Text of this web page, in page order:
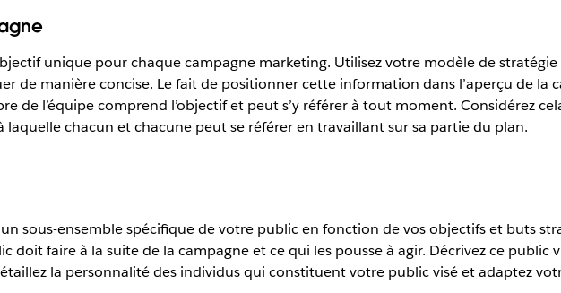
unique pour chaque campagne marketing. Utilisez votre modèle de
de manière concise. Le fait de positionner cette information dans l’aperçu de la
de l’équipe comprend l’objectif et peut s’y référer à tout moment. Considérez
chacun et chacune peut se référer en travaillant sur sa partie du plan.
sous-ensemble spécifique de votre public en fonction de vos objectifs et buts
doit faire à la suite de la campagne et ce qui les pousse à agir. Décrivez ce public
la personnalité des individus qui constituent votre public visé et adaptez